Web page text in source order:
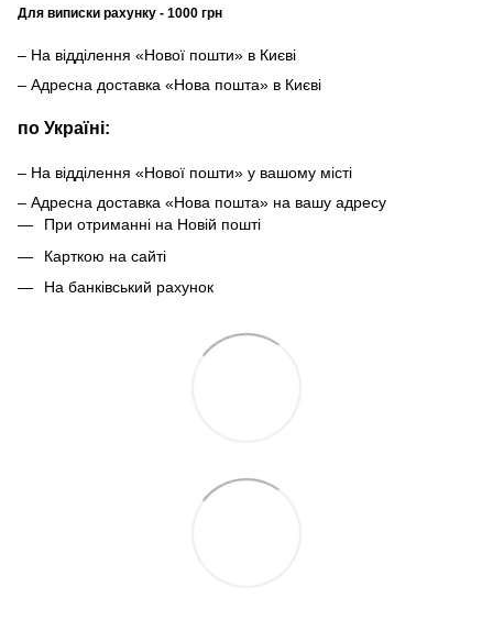
Для виписки рахунку - 1000 грн
– На відділення «Нової пошти» в Києві
– Адресна доставка «Нова пошта» в Києві
по Україні:
– На відділення «Нової пошти» у вашому місті
– Адресна доставка «Нова пошта» на вашу адресу
При отриманні на Новій пошті
Карткою на сайті
На банківський рахунок